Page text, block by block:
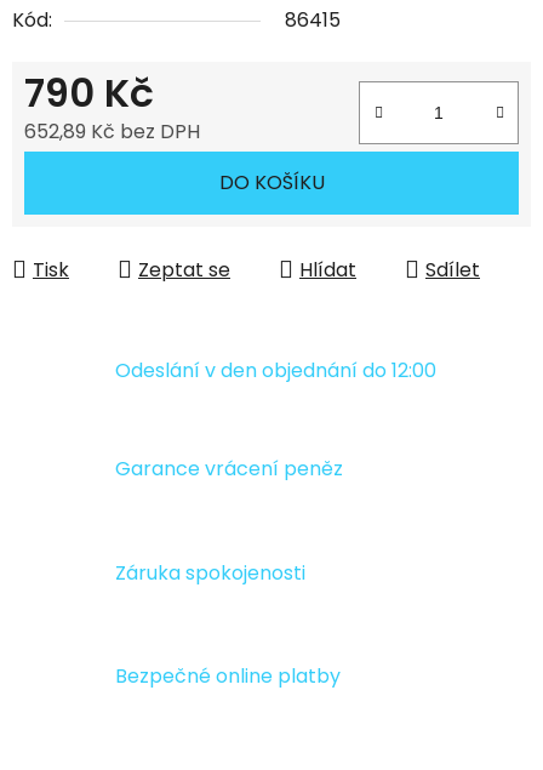
Kód:
86415
790 Kč
652,89 Kč bez DPH
DO KOŠÍKU
Tisk Zeptat se Hlídat Sdílet
Odeslání v den objednání do 12:00
Garance vrácení peněz
Záruka spokojenosti
Bezpečné online platby